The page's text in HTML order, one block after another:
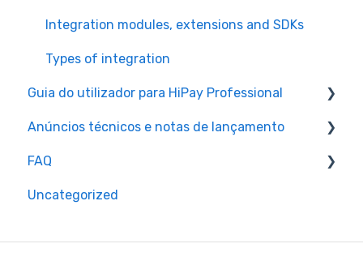
Personalização dos resultados da pesquisa
Integration modules, extensions and SDKs
Types of integration
Guia do utilizador para HiPay Professional
HiPay Professional for end users
HiPay Professional for merchants
Anúncios técnicos e notas de lançamento
Policies and guidelines
Scheduled maintenance operations
FAQ
FAQ – Merchants
Uncategorized